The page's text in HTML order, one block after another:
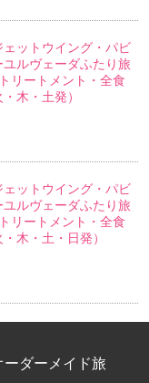
ットウイング・パビ
ユルヴェーダふたり旅
リートメント・全食
木・土発）
ットウイング・パビ
ユルヴェーダふたり旅
リートメント・全食
木・土・日発）
ダーメイド旅